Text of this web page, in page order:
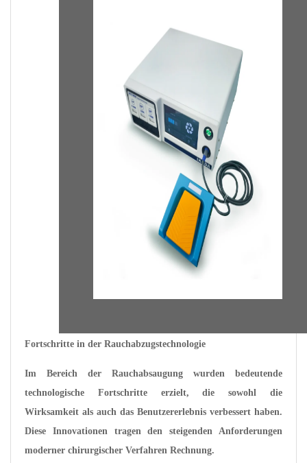
Fortschritte in der Rauchabzugstechnologie
Im Bereich der
Rauchabsaugung wurden bedeutende
technologische Fortschritte erzielt, die sowohl die
Wirksamkeit als auch das Benutzererlebnis verbessert haben.
Diese Innovationen tragen den steigenden Anforderungen
moderner chirurgischer Verfahren Rechnung.